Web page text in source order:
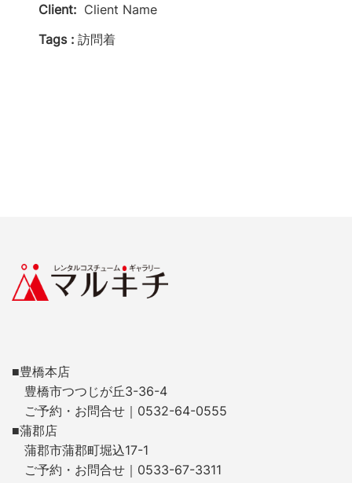
Client: Client Name
Tags : 訪問着
■豊橋本店
豊橋市つつじが丘3-36-4
ご予約・お問合せ｜0532-64-0555
■蒲郡店
蒲郡市蒲郡町堀込17-1
ご予約・お問合せ｜0533-67-3311